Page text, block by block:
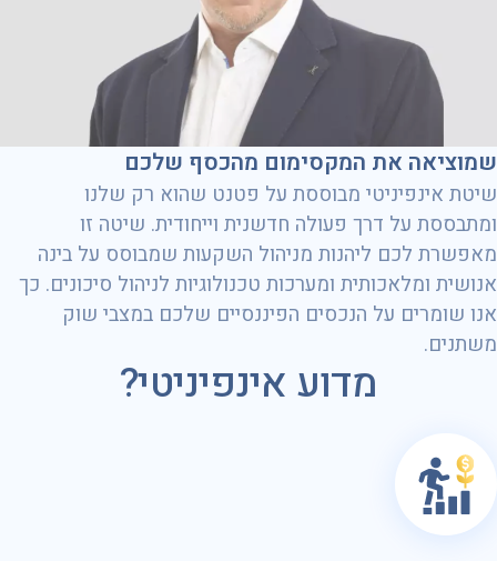
שמוציאה את המקסימום מהכסף שלכם
שיטת אינפיניטי מבוססת על פטנט שהוא רק שלנו
ומתבססת על דרך פעולה חדשנית וייחודית. שיטה זו
מאפשרת לכם ליהנות מניהול השקעות שמבוסס על בינה
אנושית ומלאכותית ומערכות טכנולוגיות לניהול סיכונים. כך
אנו שומרים על הנכסים הפיננסיים שלכם במצבי שוק
משתנים.
מדוע אינפיניטי?